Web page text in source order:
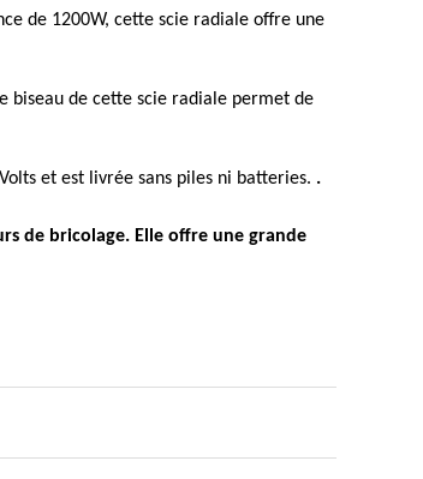
de 1200W, cette scie radiale offre une
biseau de cette scie radiale permet de
et est livrée sans piles ni batteries. .
de bricolage. Elle offre une grande